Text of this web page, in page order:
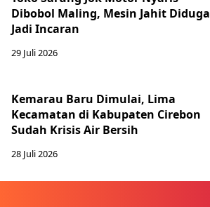
Dibobol Maling, Mesin Jahit Diduga
Jadi Incaran
29 Juli 2026
Kemarau Baru Dimulai, Lima
Kecamatan di Kabupaten Cirebon
Sudah Krisis Air Bersih
28 Juli 2026